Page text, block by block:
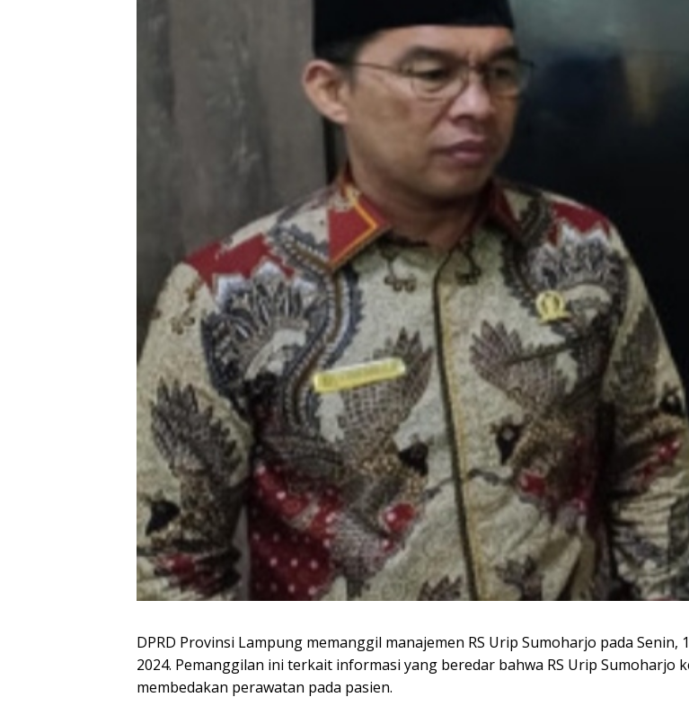
DPRD Provinsi Lampung memanggil manajemen RS Urip Sumoharjo pada Senin,
2024. Pemanggilan ini terkait informasi yang beredar bahwa RS Urip Sumoharjo
membedakan perawatan pada pasien.